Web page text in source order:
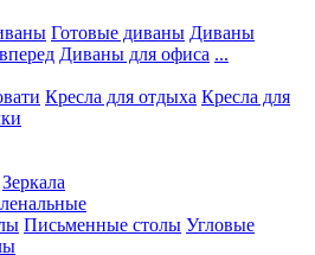
Готовые диваны Диваны
Диваны для офиса ...
Кресла для отдыха Кресла для
Зеркала
Письменные столы Угловые